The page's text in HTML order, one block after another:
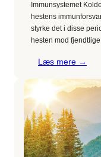
Immunsystemet
hestens
styrke det i disse
hesten mod
Læs mere →